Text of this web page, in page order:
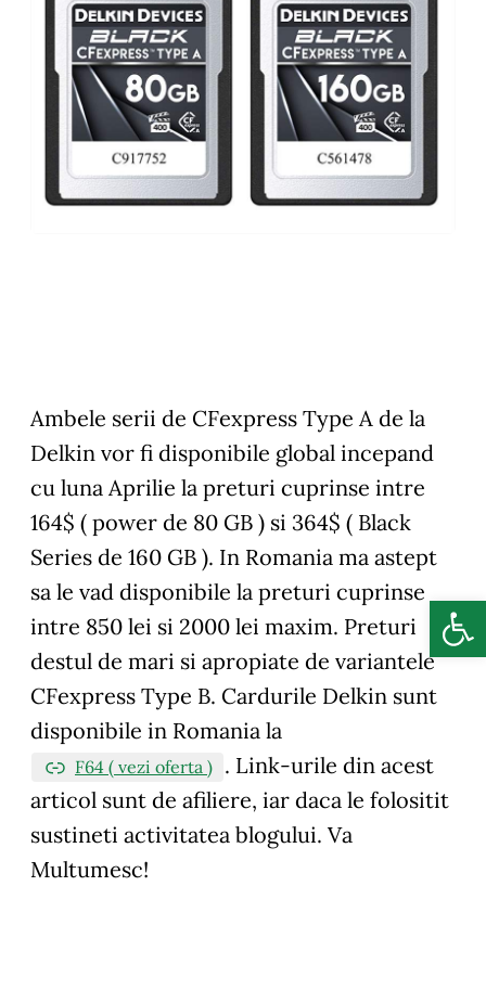
Ambele serii de CFexpress Type A de la
Delkin vor fi disponibile global incepand
cu luna Aprilie la preturi cuprinse intre
164$ ( power de 80 GB ) si 364$ ( Black
Series de 160 GB ). In Romania ma astept
sa le vad disponibile la preturi cuprinse
intre 850 lei si 2000 lei maxim. Preturi
destul de mari si apropiate de variantele
CFexpress Type B. Cardurile Delkin sunt
disponibile in Romania la
F64 ( vezi oferta ) . Link-urile din acest
articol sunt de afiliere, iar daca le folositit
sustineti activitatea blogului. Va
Multumesc!